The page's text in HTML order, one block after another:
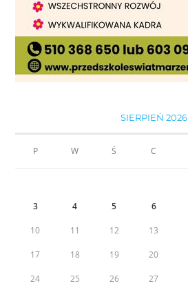
SIERPIEŃ 2026
P W Ś C
3 4 5 6
10 11 12 13
17 18 19 20
24 25 26 27